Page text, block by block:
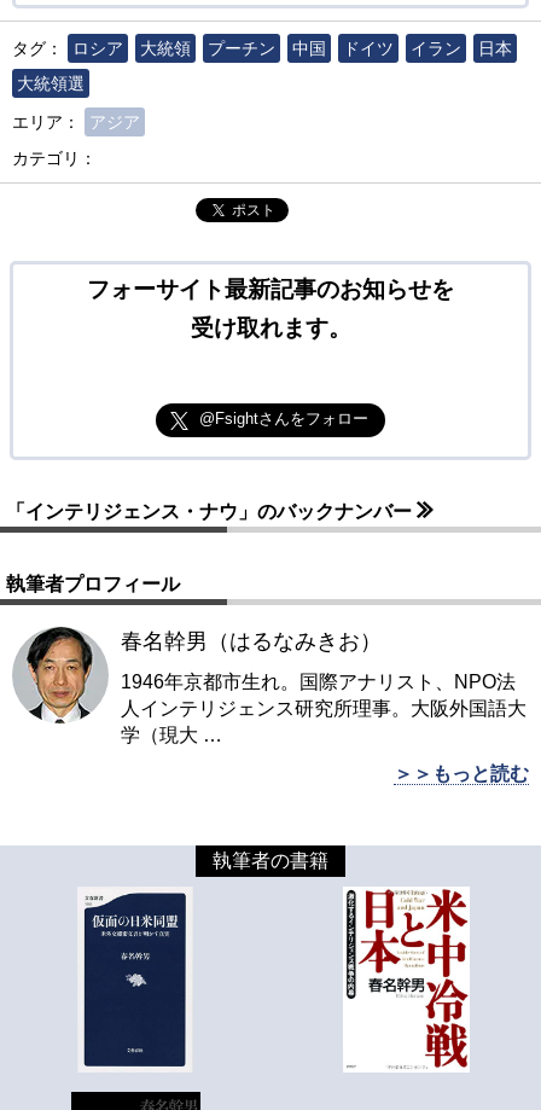
タグ： ロシア 大統領 プーチン 中国 ドイツ イラン
日本
大統領選
エリア：
アジア
カテゴリ：
ポスト
フォーサイト最新記事のお知らせを
受け取れます。
@Fsightさんをフォロー
「インテリジェンス・ナウ」のバックナンバー
執筆者プロフィール
春名幹男（はるなみきお）
1946年京都市生れ。国際アナリスト、NPO法
人インテリジェンス研究所理事。大阪外国語大
学（現大 …
＞＞もっと読む
執筆者の書籍